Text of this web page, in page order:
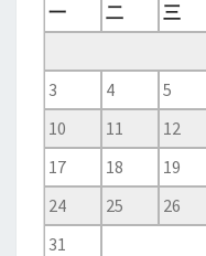
一
二 三
3
4 5
10
11 12
17
18 19
24
25 26
31